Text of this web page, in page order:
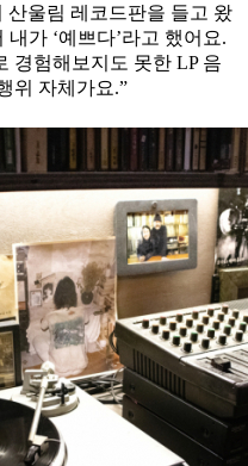
산울림 레코드판을 들고 왔
가 ‘예쁘다’라고 했어요.
경험해보지도 못한 LP 음
위 자체가요.”